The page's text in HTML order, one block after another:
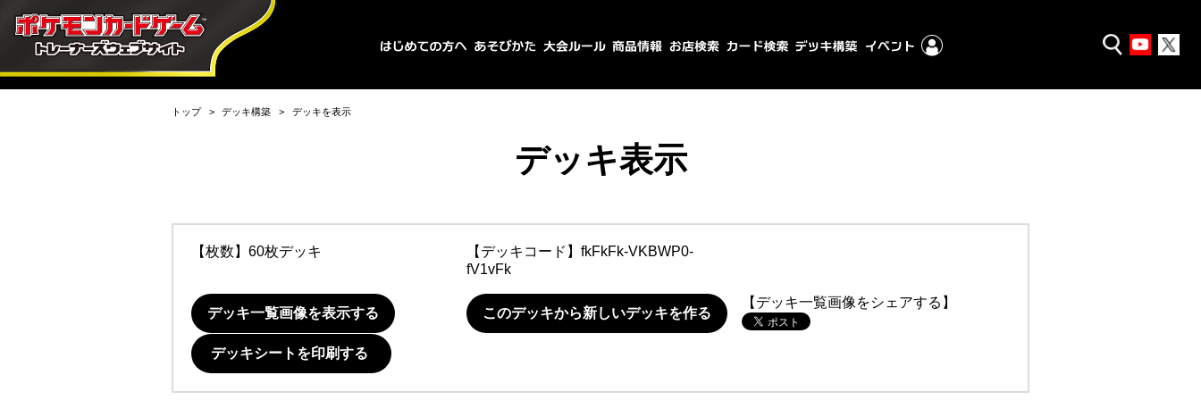
トップ デッキ構築 デッキを表示
デッキ表示
【枚数】60枚デッキ 【デッキコード】 fkFkFk-VKBWP0-
fV1vFk
デッキ一覧画像を表示する このデッキから新しいデッキを作る
【デッキ一覧画像をシェアする】
デッキシートを印刷する